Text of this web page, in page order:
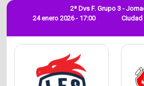
24 enero 2026 - 17:00
2ª Dvs F. Grupo 3 -
Ciudad